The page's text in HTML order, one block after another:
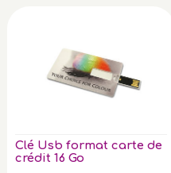
Clé Usb format carte de
crédit 16 Go